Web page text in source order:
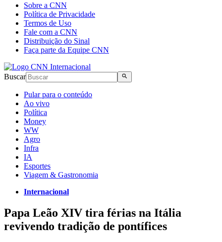
Sobre a CNN
Política de Privacidade
Termos de Uso
Fale com a CNN
Distribuição do Sinal
Faça parte da Equipe CNN
Buscar
Pular para o conteúdo
Ao vivo
Política
Money
WW
Agro
Infra
IA
Esportes
Viagem & Gastronomia
Internacional
Papa Leão XIV tira férias na Itália
revivendo tradição de pontífices